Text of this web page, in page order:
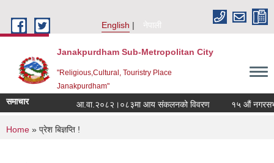
English
नेपाली
Janakpurdham Sub-Metropolitan City
"Religious,Cultural, Touristry Place
Janakpurdham"
समाचार आ.वा.२०८२।०८३मा आय संकलनको विवरण १५ औं नगरसभामा पेश
You are here
Home » प्रेश बिज्ञप्ति !